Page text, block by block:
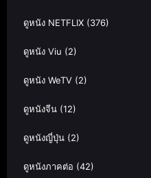
ดูหนัง NETFLIX (376)
ดูหนัง Viu (2)
ดูหนัง WeTV (2)
ดูหนังจีน (12)
ดูหนังญี่ปุ่น (2)
ดูหนังภาคต่อ (42)